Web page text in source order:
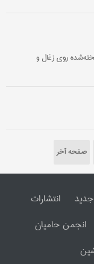
روی زغال و
صفحه آخر
انتشارات
انجمن حامیان